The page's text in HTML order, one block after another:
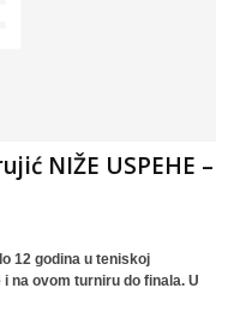
NIŽE USPEHE –
12 godina u teniskoj
na ovom turniru do finala. U